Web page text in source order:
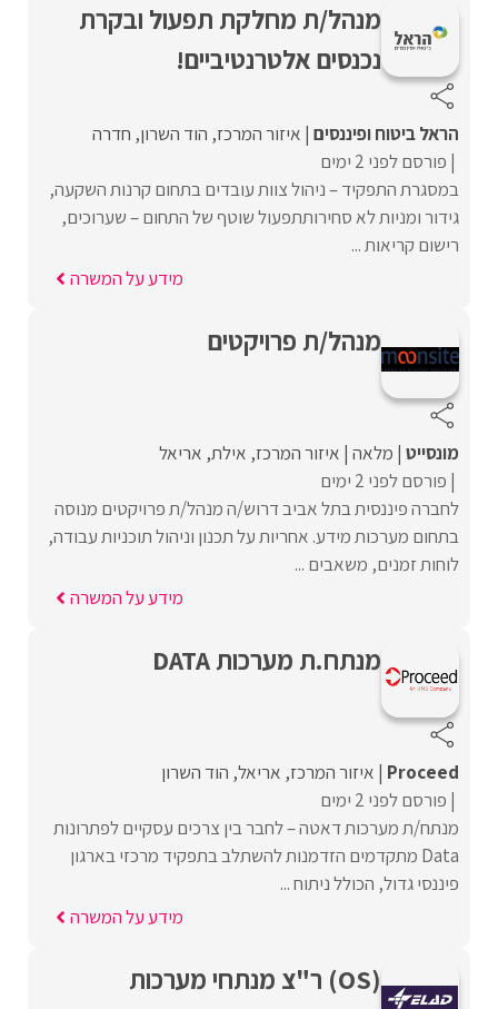
מנהל/ת מחלקת תפעול ובקרת
נכנסים אלטרנטיביים!
הראל ביטוח ופיננסים איזור המרכז הוד השרון חדרה
פורסם לפני 2 ימים
במסגרת התפקיד – ניהול צוות עובדים בתחום קרנות השקעה,
גידור ומניות לא סחירותתפעול שוטף של התחום – שערוכים,
רישום קריאות ...
מידע על המשרה
מנהל/ת פרויקטים
מונסייט מלאה איזור המרכז אילת אריאל
פורסם לפני 2 ימים
לחברה פיננסית בתל אביב דרוש/ה מנהל/ת פרויקטים מנוסה
בתחום מערכות מידע. אחריות על תכנון וניהול תוכניות עבודה,
לוחות זמנים, משאבים ...
מידע על המשרה
מנתח.ת מערכות DATA
Proceed‏ איזור המרכז אריאל הוד השרון
פורסם לפני 2 ימים
מנתח/ת מערכות דאטה – לחבר בין צרכים עסקיים לפתרונות
Data מתקדמים הזדמנות להשתלב בתפקיד מרכזי בארגון
פיננסי גדול, הכולל ניתוח ...
מידע על המשרה
(OS) ר"צ מנתחי מערכות